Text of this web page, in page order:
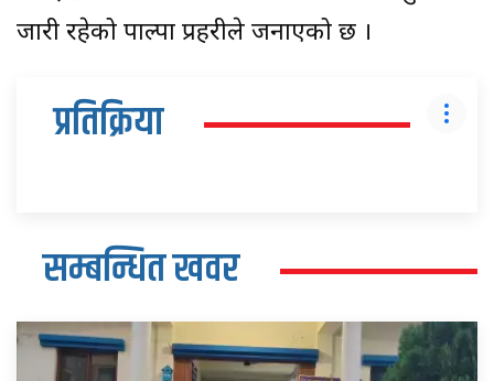
जारी रहेको पाल्पा प्रहरीले जनाएको छ ।
प्रतिक्रिया
सम्बन्धित खवर